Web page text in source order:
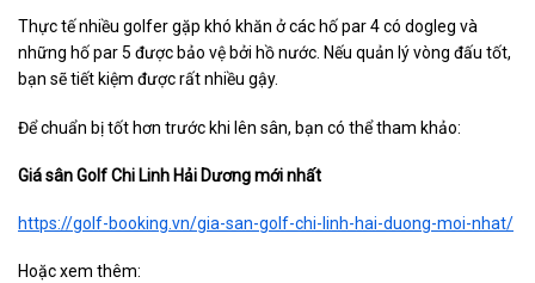
Thực tế nhiều golfer gặp khó khăn ở các hố par 4 có dogleg và
những hố par 5 được bảo vệ bởi hồ nước. Nếu quản lý vòng đấu tốt,
bạn sẽ tiết kiệm được rất nhiều gậy.
Để chuẩn bị tốt hơn trước khi lên sân, bạn có thể tham khảo:
Giá sân Golf Chi Linh Hải Dương mới nhất
https://golf-booking.vn/gia-san-golf-chi-linh-hai-duong-moi-nhat/
Hoặc xem thêm: